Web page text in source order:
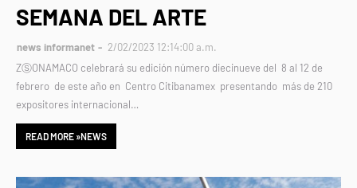
SEMANA DEL ARTE
news informanet
2/02/2023 12:14:00 a.m.
ZⓈONAMACO celebrará su edición número diecinueve del 8 al 12 de
febrero de este año en Centro Citibanamex presentando más de 210
expositores internacional…
READ MORE »NEWS